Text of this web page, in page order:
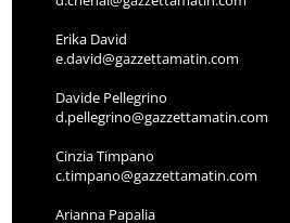
Erika David
e.david@gazzettamatin.com
Davide Pellegrino
d.pellegrino@gazzettamatin.com
Cinzia Timpano
c.timpano@gazzettamatin.com
Arianna Papalia
a.papalia@gazzettamatin.com